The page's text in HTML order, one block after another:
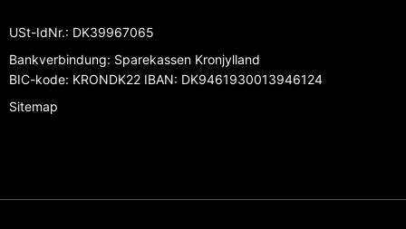
USt-IdNr.: DK39967065
Bankverbindung: Sparekassen Kronjylland
BIC-kode: KRONDK22 IBAN: DK9461930013946124
Sitemap